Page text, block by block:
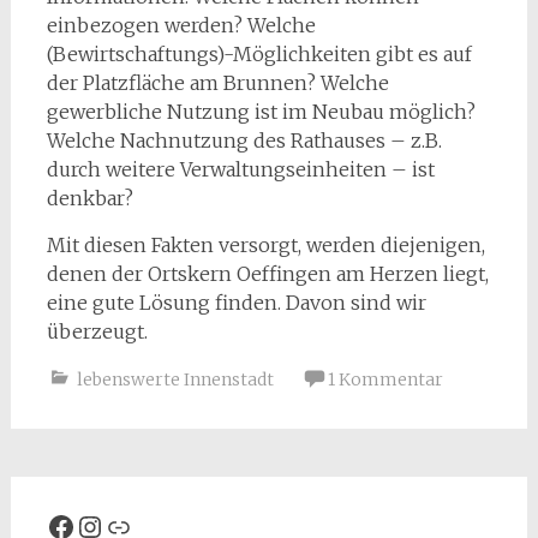
einbezogen werden? Welche
(Bewirtschaftungs)-Möglichkeiten gibt es auf
der Platzfläche am Brunnen? Welche
gewerbliche Nutzung ist im Neubau möglich?
Welche Nachnutzung des Rathauses – z.B.
durch weitere Verwaltungseinheiten – ist
denkbar?
Mit diesen Fakten versorgt, werden diejenigen,
denen der Ortskern Oeffingen am Herzen liegt,
eine gute Lösung finden. Davon sind wir
überzeugt.
lebenswerte Innenstadt 1 Kommentar
Facebook
Instagram
Spenden